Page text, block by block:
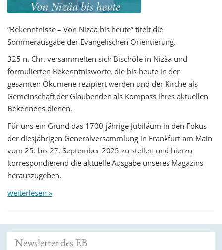
“Bekenntnisse – Von Nizäa bis heute” titelt die
Sommerausgabe der Evangelischen Orientierung.
325 n. Chr. versammelten sich Bischöfe in Nizäa und
formulierten Bekenntnisworte, die bis heute in der
gesamten Ökumene rezipiert werden und der Kirche als
Gemeinschaft der Glaubenden als Kompass ihres aktuellen
Bekennens dienen.
Für uns ein Grund das 1700-jährige Jubiläum in den Fokus
der diesjährigen Generalversammlung in Frankfurt am Main
vom 25. bis 27. September 2025 zu stellen und hierzu
korrespondierend die aktuelle Ausgabe unseres Magazins
herauszugeben.
weiterlesen »
Newsletter des EB